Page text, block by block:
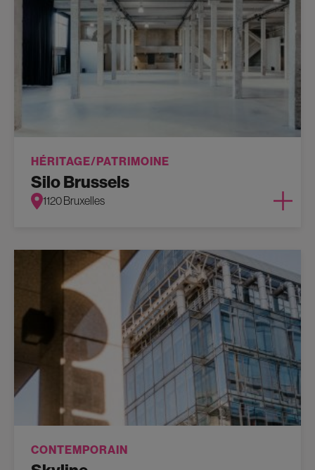
HÉRITAGE/PATRIMOINE
Silo Brussels
1120 Bruxelles
CONTEMPORAIN